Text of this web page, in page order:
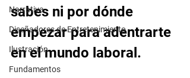
Narrativa
Diseñadores de Entretenimiento
Ilustración
Fundamentos
sabes ni por dónde
empezar para adentrarte
en el mundo laboral.